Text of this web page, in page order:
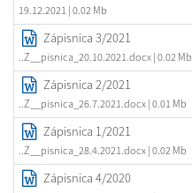
19.12.2021 | 0.02 Mb
Zápisnica 3/2021
..Z__pisnica_20.10.2021.docx | 0.02 Mb
Zápisnica 2/2021
..Z__pisnica_26.7.2021.docx | 0.01 Mb
Zápisnica 1/2021
..Z__pisnica_28.4.2021.docx | 0.02 Mb
Zápisnica 4/2020